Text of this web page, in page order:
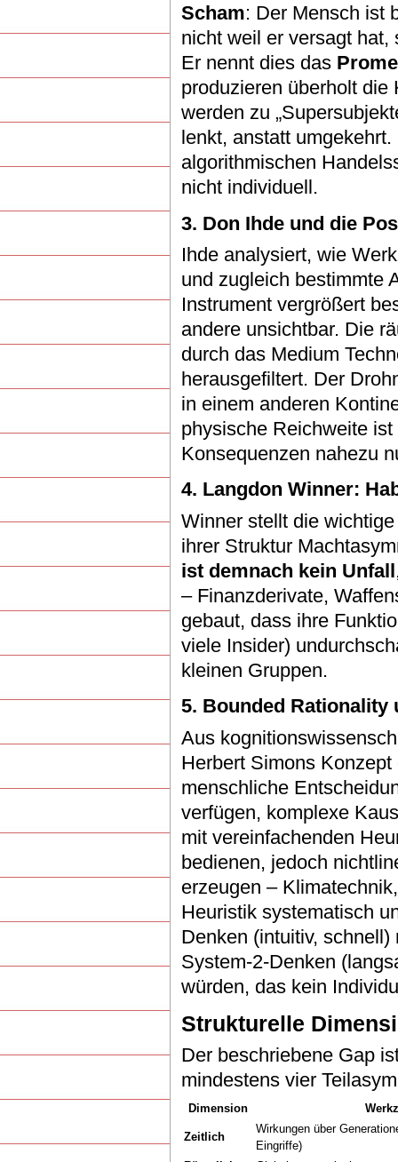
Scham: Der Mensch ist
nicht weil er versagt
Er nennt dies das
produzieren überholt
werden zu
lenkt, anstatt
algorithmischen
nicht individuell.
3. Don Ihde und die
Ihde analysiert, wie
und zugleich bestimmte
Instrument vergrößert
andere unsichtbar. Die
durch das Medium
herausgefiltert. Der
in einem anderen
physische Reichweite
Konsequenzen nahezu
4. Langdon Winner:
Winner stellt die
ihrer Struktur
ist demnach kein Unfall
– Finanzderivate,
gebaut, dass ihre
viele Insider)
kleinen Gruppen.
5. Bounded Rationality
Aus
Herbert Simons
menschliche
verfügen, komplexe
mit vereinfachenden
bedienen, jedoch
erzeugen –
Heuristik systematisch
Denken (intuitiv,
System-2-Denken
würden, das kein
Strukturelle
Der beschriebene Gap
mindestens vier
Dimension
Zeitlich
Wirkungen über
Eingriffe)